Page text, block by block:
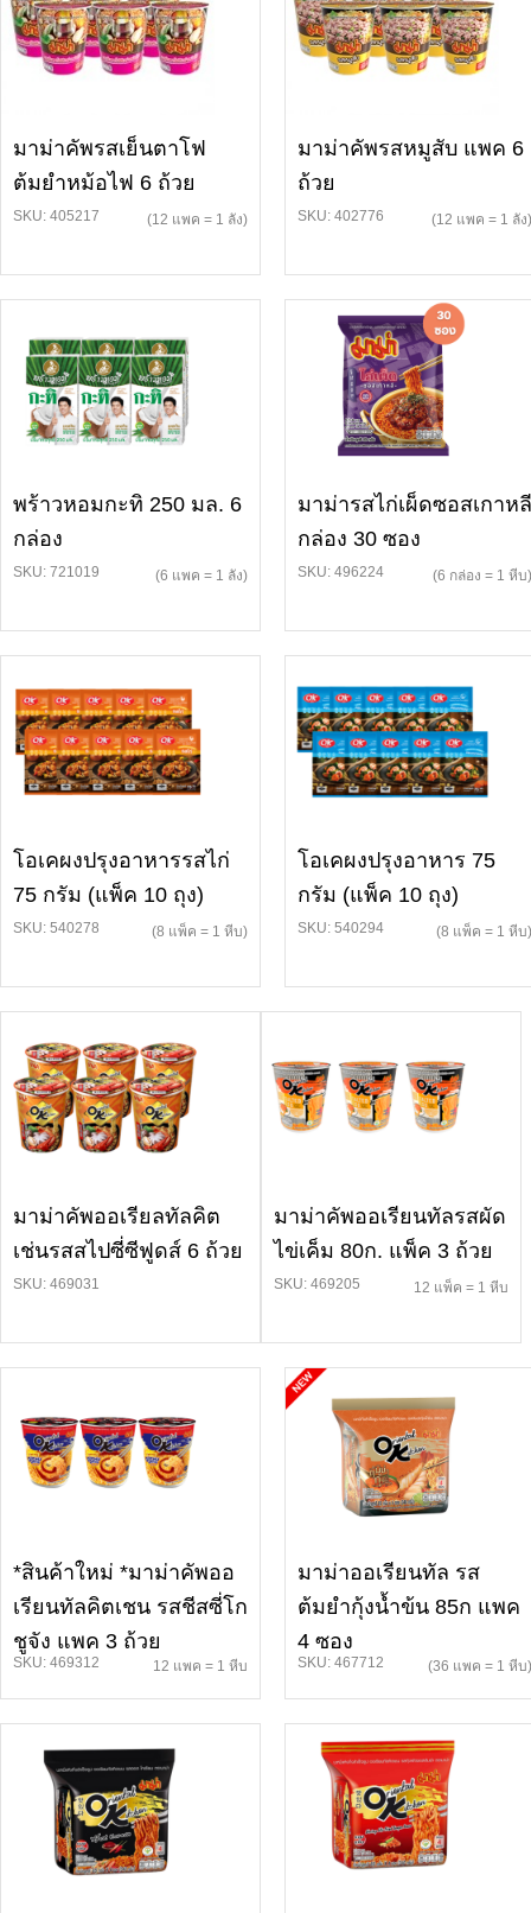
มาม่าคัพรสเย็นตาโฟ
ต้มยำหม้อไฟ 6 ถ้วย
SKU: 405217 (12 แพค = 1 ลัง)
มาม่าคัพรสหมูสับ แพค 6
ถ้วย
SKU: 402776 (12 แพค = 1 ลัง)
พร้าวหอมกะทิ 250 มล. 6
กล่อง
SKU: 721019 (6 แพค = 1 ลัง)
มาม่ารสไก่เผ็ดซอสเกาหลี
กล่อง 30 ซอง
SKU: 496224 (6 กล่อง = 1 หีบ)
โอเคผงปรุงอาหารรสไก่
75 กรัม (แพ็ค 10 ถุง)
SKU: 540278 (8 แพ็ค = 1 หีบ)
โอเคผงปรุงอาหาร 75
กรัม (แพ็ค 10 ถุง)
SKU: 540294 (8 แพ็ค = 1 หีบ)
มาม่าคัพออเรียลทัลคิต
เช่นรสสไปซี่ซีฟูดส์ 6 ถ้วย
SKU: 469031
มาม่าคัพออเรียนทัลรสผัด
ไข่เค็ม 80ก. แพ็ค 3 ถ้วย
SKU: 469205 12 แพ็ค = 1 หีบ
*สินค้าใหม่ *มาม่าคัพออ
เรียนทัลคิตเชน รสชีสซี่โก
ชูจัง แพค 3 ถ้วย
SKU: 469312 12 แพค = 1 หีบ
มาม่าออเรียนทัล รส
ต้มยำกุ้งน้ำข้น 85ก แพค
4 ซอง
SKU: 467712 (36 แพค = 1 หีบ)